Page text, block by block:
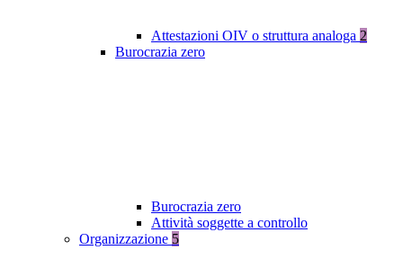
Attestazioni OIV o struttura analoga 2
Burocrazia zero
Burocrazia zero
Attività soggette a controllo
Organizzazione 5